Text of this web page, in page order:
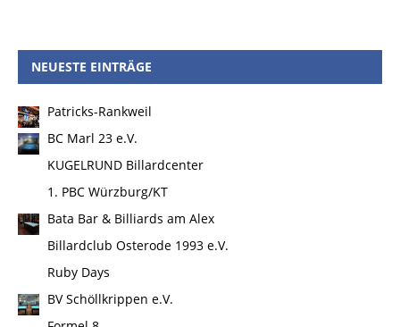
NEUESTE EINTRÄGE
Patricks-Rankweil
BC Marl 23 e.V.
KUGELRUND Billardcenter
1. PBC Würzburg/KT
Bata Bar & Billiards am Alex
Billardclub Osterode 1993 e.V.
Ruby Days
BV Schöllkrippen e.V.